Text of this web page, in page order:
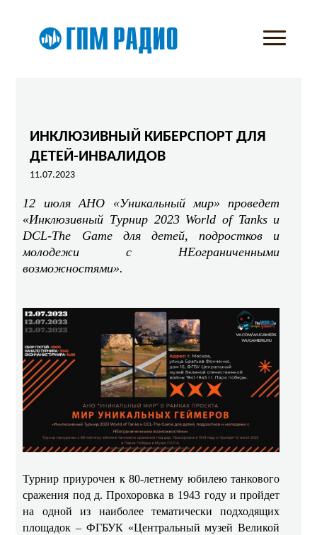
ИНКЛЮЗИВНЫЙ КИБЕРСПОРТ ДЛЯ
ДЕТЕЙ-ИНВАЛИДОВ
11.07.2023
12 июля АНО «Уникальный мир» проведет
«Инклюзивный Турнир 2023 World of Tanks и
DCL-The Game для детей, подростков и
молодежи с НЕограниченными
возможностями».
Турнир приурочен к 80-летнему юбилею танкового
сражения под д. Прохоровка в 1943 году и пройдет
на одной из наиболее тематически подходящих
площадок – ФГБУК «Центральный музей Великой